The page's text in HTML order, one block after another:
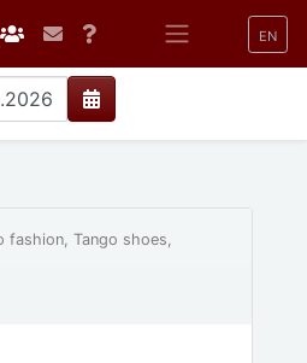
EN
fashion, Tango shoes,